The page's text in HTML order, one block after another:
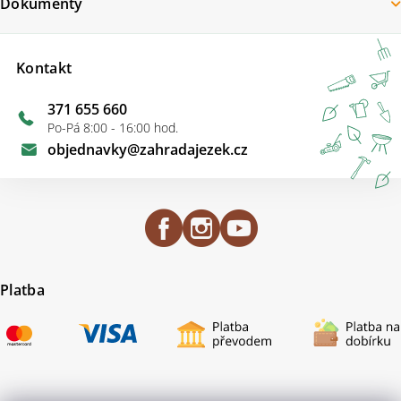
Kontakt
objednavky@zahradajezek.cz
371 655 660
Po-Pá 8:00 - 16:00 hod.
Platba